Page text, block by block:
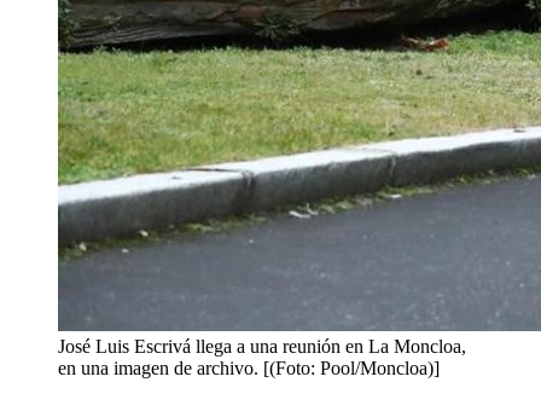
José Luis Escrivá llega a una reunión en La Moncloa,
en una imagen de archivo. [(Foto: Pool/Moncloa)]